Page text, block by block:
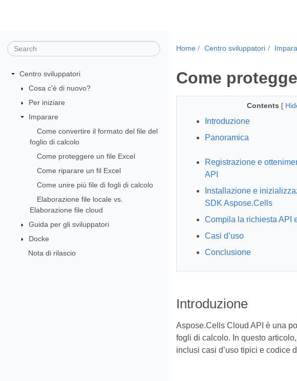
Centro sviluppatori
Cosa c'è di nuovo?
Per iniziare
Imparare
Come convertire il formato del file del
foglio di calcolo
Come proteggere un file Excel
Come riparare un fil Excel
Come unire più file di fogli di calcolo
Elaborazione file locale vs.
Elaborazione file cloud
Guida per gli sviluppatori
Docke
Nota di rilascio
Home Centro sviluppatori
Come
Contents [
Introduzione
Panoramica
Registrazione e
API
Installazione e
SDK Aspose.Cells
Compila la richiesta API
Casi d’uso
Conclusione
Introduzione
Aspose.Cells Cloud API è una
fogli di calcolo. In questo
inclusi casi d’uso tipici e codice